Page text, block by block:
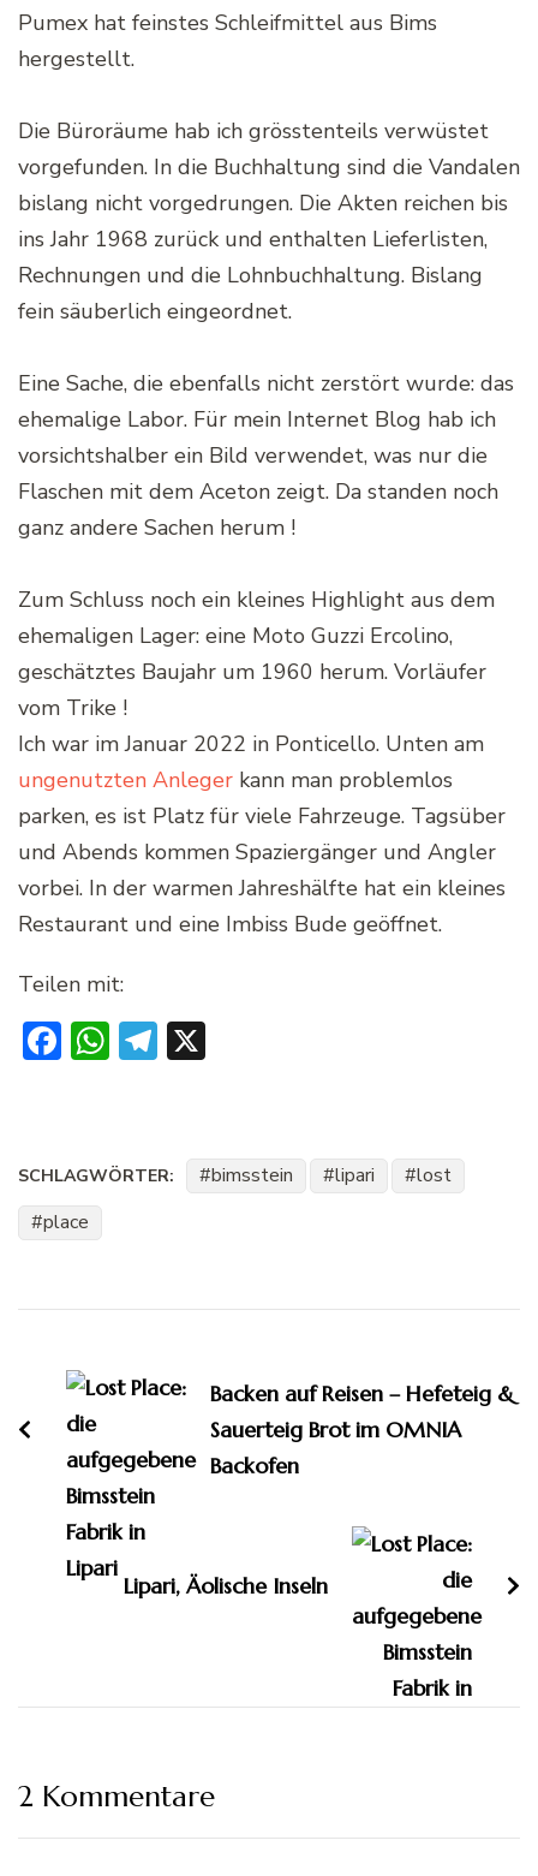
Pumex hat feinstes Schleifmittel aus Bims
hergestellt.
Die Büroräume hab ich grösstenteils verwüstet
vorgefunden. In die Buchhaltung sind die Vandalen
bislang nicht vorgedrungen. Die Akten reichen bis
ins Jahr 1968 zurück und enthalten Lieferlisten,
Rechnungen und die Lohnbuchhaltung. Bislang
fein säuberlich eingeordnet.
Eine Sache, die ebenfalls nicht zerstört wurde: das
ehemalige Labor. Für mein Internet Blog hab ich
vorsichtshalber ein Bild verwendet, was nur die
Flaschen mit dem Aceton zeigt. Da standen noch
ganz andere Sachen herum !
Zum Schluss noch ein kleines Highlight aus dem
ehemaligen Lager: eine Moto Guzzi Ercolino,
geschätztes Baujahr um 1960 herum. Vorläufer
vom Trike !
Ich war im Januar 2022 in Ponticello. Unten am
ungenutzten Anleger kann man problemlos
parken, es ist Platz für viele Fahrzeuge. Tagsüber
und Abends kommen Spaziergänger und Angler
vorbei. In der warmen Jahreshälfte hat ein kleines
Restaurant und eine Imbiss Bude geöffnet.
Teilen mit:
Facebook
WhatsApp
Telegram
SCHLAGWÖRTER: bimsstein lipari
lost
place
Backen auf Reisen – Hefeteig &
Sauerteig Brot im OMNIA
Backofen
Lipari, Äolische Inseln
2 Kommentare